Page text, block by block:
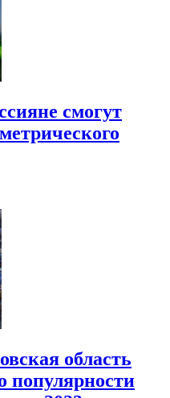
смогут
область
популярности